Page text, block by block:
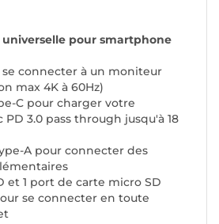
pour smartphone
se connecter à un moniteur
max 4K à 60Hz)
C pour charger votre
3.0 pass through jusqu'à 18
A pour connecter des
et 1 port de carte micro SD
se connecter en toute